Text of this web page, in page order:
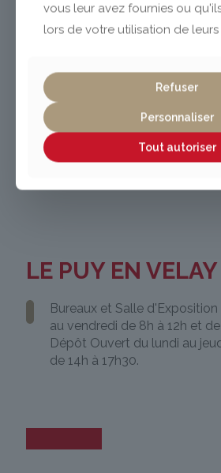
LE PUY EN VELAY
Bureaux et Salle
au vendredi de 8h à 12h et de
Dépôt Ouvert du lundi au
de 14h à 17h30.
vous leur avez fournies ou
lors de votre utilisation de leurs
Refuser
Personnaliser
Tout autoriser